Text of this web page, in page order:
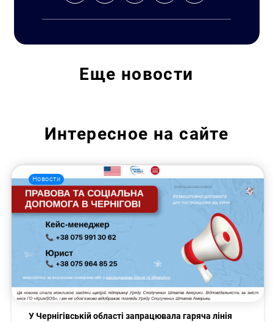
Еще новости
Интересное на сайте
Новости
У Чернігівській області запрацювала гаряча лінія